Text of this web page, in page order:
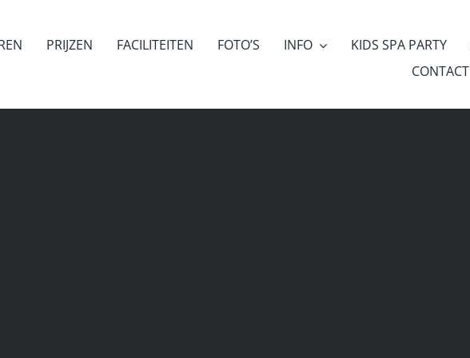
PRIJZEN FACILITEITEN FOTO’S INFO KIDS SPA PARTY
CONTACT